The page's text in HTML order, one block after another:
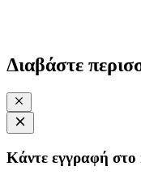
Διαβάστε
Κάντε εγγραφή